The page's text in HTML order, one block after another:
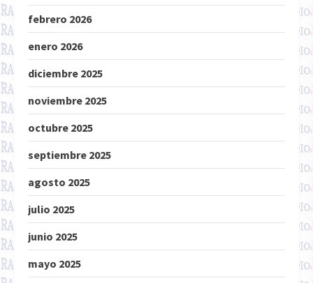
febrero 2026
enero 2026
diciembre 2025
noviembre 2025
octubre 2025
septiembre 2025
agosto 2025
julio 2025
junio 2025
mayo 2025